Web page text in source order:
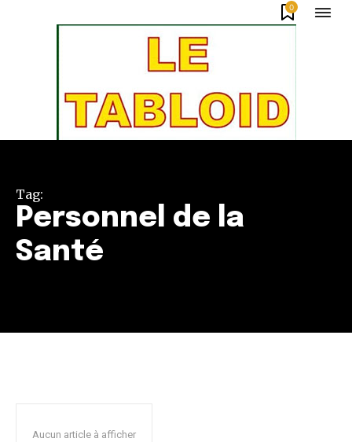
0
Tag:
Personnel de la
Santé
Aucun article à afficher